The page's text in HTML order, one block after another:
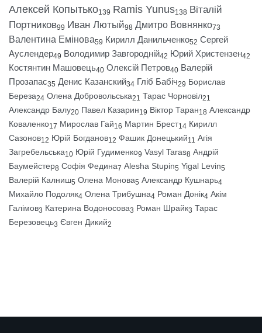
Алексей Копытько139 Ramis Yunus138 Віталій
Портников99 Иван Лютый98 Дмитро Вовнянко73
Валентина Емінова59 Кирилл Данильченко52 Сергей
Ауслендер49 Володимир Завгородній42 Юрий Христензен42
Костянтин Машовець40 Олексій Петров40 Валерій
Прозапас35 Денис Казанский34 Гліб Бабіч29 Борислав
Береза24 Олена Добровольська21 Тарас Чорновіл21
Александр Балу20 Павел Казарин19 Віктор Таран18 Александр
Коваленко17 Мирослав Гай16 Мартин Брест14 Кирилл
Сазонов12 Юрій Богданов12 Фашик Донецький11 Агія
Загребельська10 Юрій Гудименко9 Vasyl Taras8 Андрій
Баумейстер8 Софія Федина7 Alesha Stupin5 Yigal Levin5
Валерій Калниш5 Олена Монова5 Александр Кушнарь4
Михайло Подоляк4 Олена Трибушна4 Роман Донік4 Акім
Галімов3 Катерина Водоносова3 Роман Шрайк3 Тарас
Березовець3 Євген Дикий2